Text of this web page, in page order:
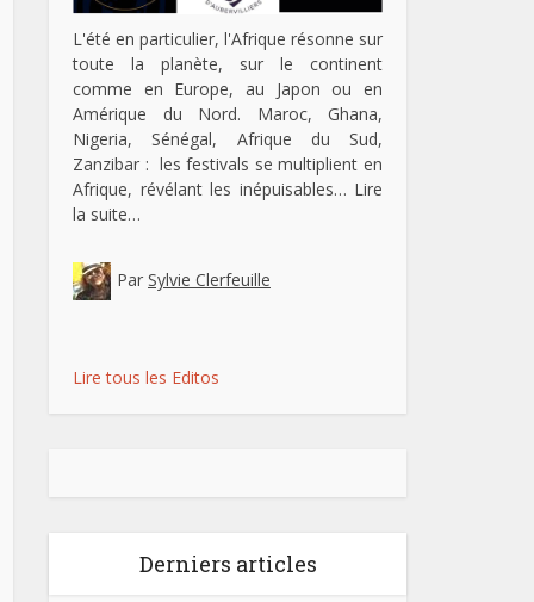
L'été en particulier, l'Afrique résonne sur
toute la planète, sur le continent
comme en Europe, au Japon ou en
Amérique du Nord. Maroc, Ghana,
Nigeria, Sénégal, Afrique du Sud,
Zanzibar : les festivals se multiplient en
Afrique, révélant les inépuisables… Lire
la suite…
Par Sylvie Clerfeuille
Lire tous les Editos
Derniers articles